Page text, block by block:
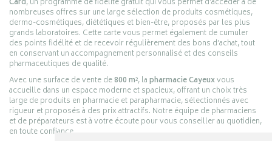
Card, un programme de fidélité gratuit qui vous permet d’accéder à de
nombreuses offres sur une large sélection de produits cosmétiques,
dermo-cosmétiques, diététiques et bien-être, proposés par les plus
grands laboratoires. Cette carte vous permet également de cumuler
des points fidélité et de recevoir régulièrement des bons d’achat, tout
en conservant un accompagnement personnalisé et des conseils
pharmaceutiques de qualité.
Avec une surface de vente de800 m², lapharmacie Cayeuxvous
accueille dans un espace moderne et spacieux, offrant un choix très
large de produits en pharmacie et parapharmacie, sélectionnés avec
rigueur et proposés à des prix attractifs. Notre équipe de pharmaciens
et de préparateurs est à votre écoute pour vous conseiller au quotidien,
en toute confiance.